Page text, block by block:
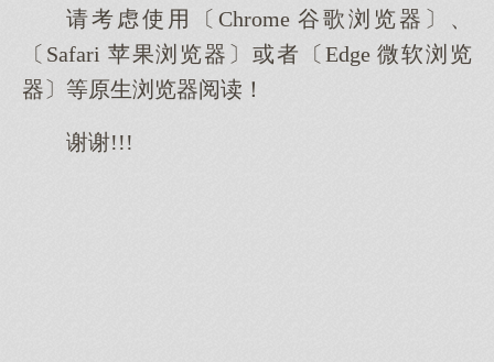
请考虑使用〔Chrome 谷歌浏览器〕、
〔Safari 苹果浏览器〕或者〔Edge 微软浏览
器〕等原生浏览器阅读！
谢谢!!!